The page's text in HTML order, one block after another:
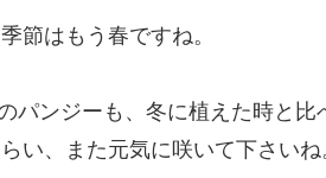
節はもう春ですね。
パンジーも、冬に植えた時と比
い、また元気に咲いて下さいね